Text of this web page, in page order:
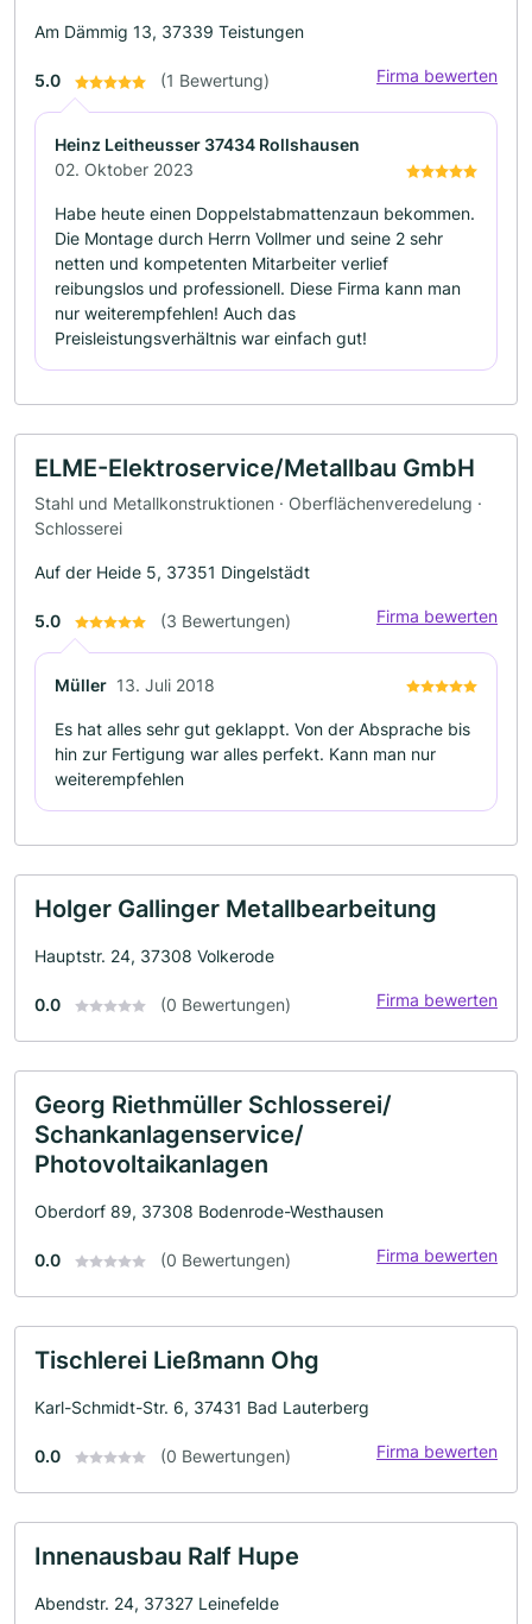
Am Dämmig 13, 37339 Teistungen
5.0 (1 Bewertung) Firma bewerten
Heinz Leitheusser 37434 Rollshausen
02. Oktober 2023
Habe heute einen Doppelstabmattenzaun bekommen.
Die Montage durch Herrn Vollmer und seine 2 sehr
netten und kompetenten Mitarbeiter verlief
reibungslos und professionell. Diese Firma kann man
nur weiterempfehlen! Auch das
Preisleistungsverhältnis war einfach gut!
ELME-Elektroservice/Metallbau GmbH
Stahl und Metallkonstruktionen · Oberflächenveredelung ·
Schlosserei
Auf der Heide 5, 37351 Dingelstädt
5.0 (3 Bewertungen) Firma bewerten
Müller 13. Juli 2018
Es hat alles sehr gut geklappt. Von der Absprache bis
hin zur Fertigung war alles perfekt. Kann man nur
weiterempfehlen
Holger Gallinger Metallbearbeitung
Hauptstr. 24, 37308 Volkerode
0.0 (0 Bewertungen) Firma bewerten
Georg Riethmüller Schlosserei/
Schankanlagenservice/
Photovoltaikanlagen
Oberdorf 89, 37308 Bodenrode-Westhausen
0.0 (0 Bewertungen) Firma bewerten
Tischlerei Ließmann Ohg
Karl-Schmidt-Str. 6, 37431 Bad Lauterberg
0.0 (0 Bewertungen) Firma bewerten
Innenausbau Ralf Hupe
Abendstr. 24, 37327 Leinefelde